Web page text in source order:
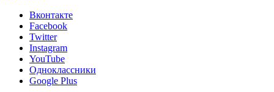
Вконтакте
Facebook
Twitter
Instagram
YouTube
Одноклассники
Google Plus